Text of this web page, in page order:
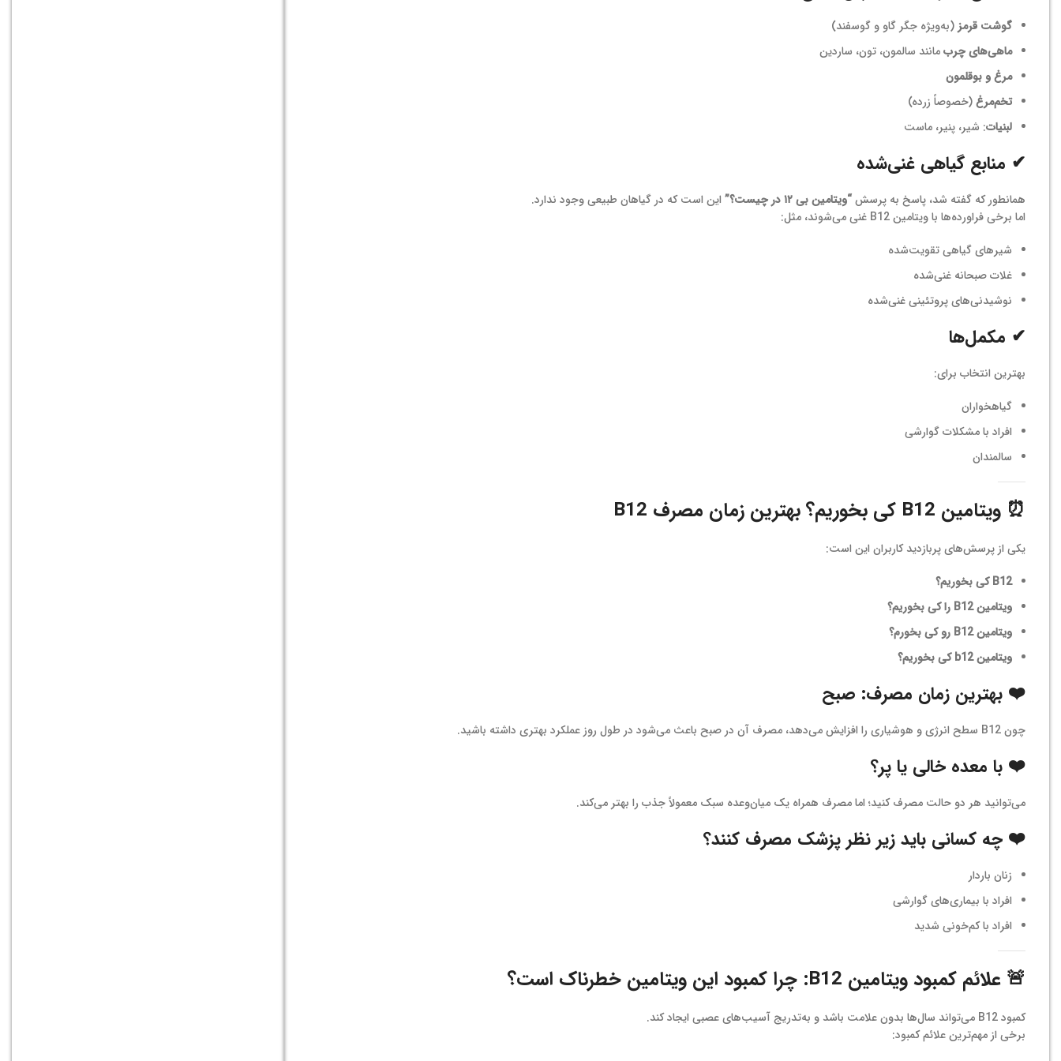
گوشت قرمز (به‌ویژه جگر گاو و گوسفند)
ماهی‌های چربمانند سالمون، تون، ساردین
مرغ و بوقلمون
تخم‌مرغ(خصوصاً زرده)
لبنیات: شیر، پنیر، ماست
✔ منابع گیاهی غنی‌شده
همانطور که گفته شد، پاسخ به پرسش“ویتامین بی ۱۲ در چیست؟”
این است که در گیاهان طبیعی وجود ندارد.
اما برخی فراورده‌ها با ویتامین B12 غنی می‌شوند، مثل:
شیرهای گیاهی تقویت‌شده
غلات صبحانه غنی‌شده
نوشیدنی‌های پروتئینی غنی‌شده
✔ مکمل‌ها
بهترین انتخاب برای:
گیاهخواران
افراد با مشکلات گوارشی
سالمندان
⏰ ویتامین B12 کی بخوریم؟ بهترین زمان مصرف B12
یکی از پرسش‌های پربازدید کاربران این است:
B12 کی بخوریم؟
ویتامین B12 را کی بخوریم؟
ویتامین B12 رو کی بخورم؟
ویتامین b12 کی بخوریم؟
❤️ بهترین زمان مصرف: صبح
چون B12 سطح انرژی و هوشیاری را افزایش می‌دهد، مصرف آن در صبح باعث می‌شود در طول روز عملکرد بهتری داشته باشید.
❤️ با معده خالی یا پر؟
می‌توانید هر دو حالت مصرف کنید؛ اما مصرف همراه یک میان‌وعده سبک معمولاً جذب را بهتر می‌کند.
❤️ چه کسانی باید زیر نظر پزشک مصرف کنند؟
زنان باردار
افراد با بیماری‌های گوارشی
افراد با کم‌خونی شدید
🚨 علائم کمبود ویتامین B12: چرا کمبود این ویتامین خطرناک است؟
کمبود B12 می‌تواند سال‌ها بدون علامت باشد و به‌تدریج آسیب‌های عصبی ایجاد کند.
برخی از مهم‌ترین علائم کمبود: